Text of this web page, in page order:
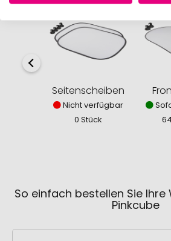
Seitenscheiben
Nicht verfügbar
0 Stück
So einfach bestellen Sie
Pinkcube